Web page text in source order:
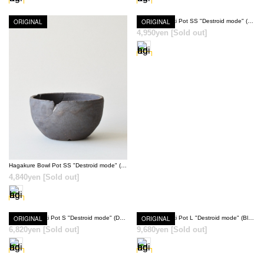
SOLD OUT
ORIGINAL
4,840yen [Sold out]
ORIGINAL
4,950yen [Sold out]
ORIGINAL
6,820yen [Sold out]
ORIGINAL
9,680yen [Sold out]